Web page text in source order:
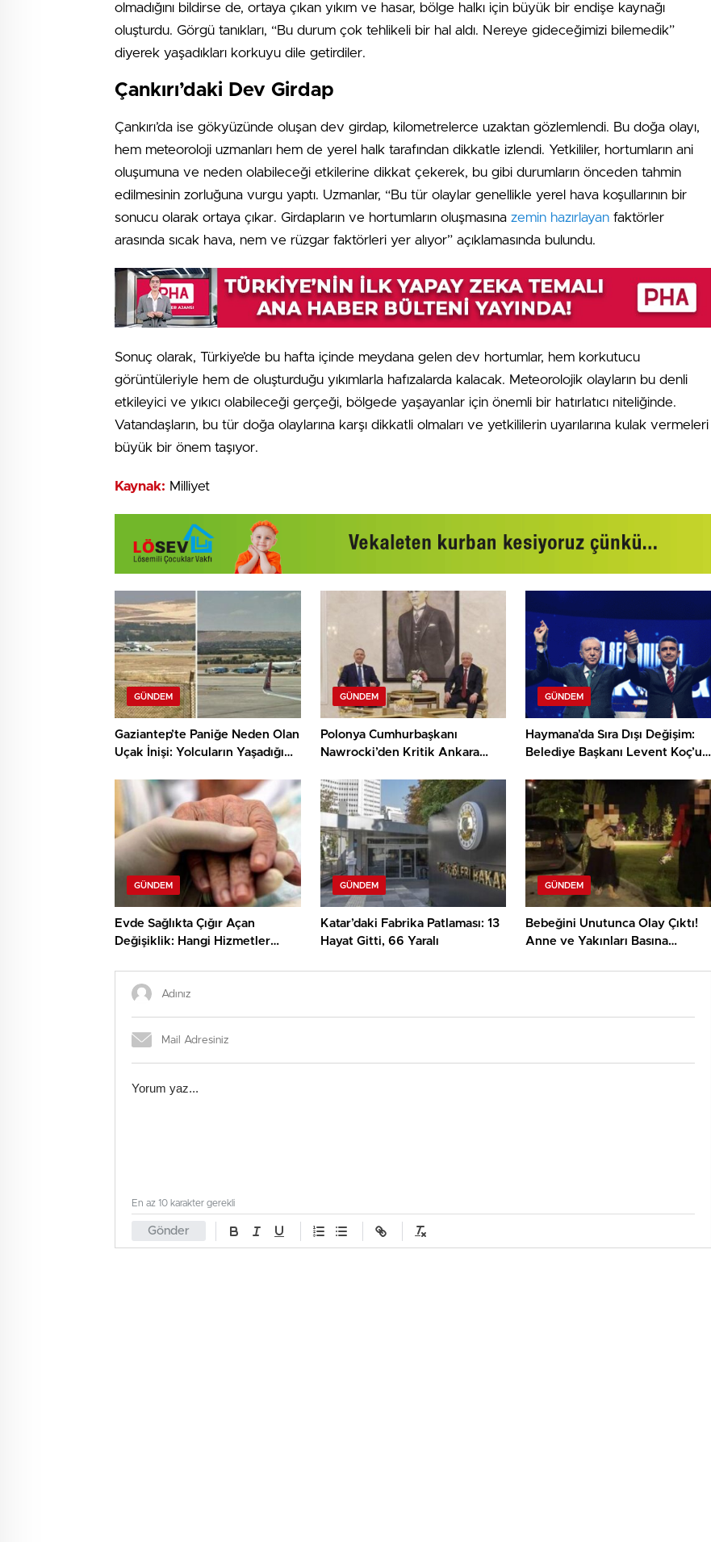
olmadığını bildirse de, ortaya çıkan yıkım ve hasar, bölge halkı için büyük bir endişe kaynağı
oluşturdu. Görgü tanıkları, “Bu durum çok tehlikeli bir hal aldı. Nereye gideceğimizi bilemedik”
diyerek yaşadıkları korkuyu dile getirdiler.
Çankırı’daki Dev Girdap
Çankırı’da ise gökyüzünde oluşan dev girdap, kilometrelerce uzaktan gözlemlendi. Bu doğa olayı,
hem meteoroloji uzmanları hem de yerel halk tarafından dikkatle izlendi. Yetkililer, hortumların ani
oluşumuna ve neden olabileceği etkilerine dikkat çekerek, bu gibi durumların önceden tahmin
edilmesinin zorluğuna vurgu yaptı. Uzmanlar, “Bu tür olaylar genellikle yerel hava koşullarının bir
sonucu olarak ortaya çıkar. Girdapların ve hortumların oluşmasına zemin hazırlayan faktörler
arasında sıcak hava, nem ve rüzgar faktörleri yer alıyor” açıklamasında bulundu.
Sonuç olarak, Türkiye’de bu hafta içinde meydana gelen dev hortumlar, hem korkutucu
görüntüleriyle hem de oluşturduğu yıkımlarla hafızalarda kalacak. Meteorolojik olayların bu denli
etkileyici ve yıkıcı olabileceği gerçeği, bölgede yaşayanlar için önemli bir hatırlatıcı niteliğinde.
Vatandaşların, bu tür doğa olaylarına karşı dikkatli olmaları ve yetkililerin uyarılarına kulak vermeleri
büyük bir önem taşıyor.
Kaynak: Milliyet
GÜNDEM
Gaziantep’te Paniğe Neden Olan
Uçak İnişi: Yolcuların Yaşadığı
GÜNDEM
Polonya Cumhurbaşkanı
Nawrocki’den Kritik Ankara
Başlıyor!
GÜNDEM
Haymana’da Sıra Dışı Değişim:
Belediye Başkanı Levent Koç’un
GÜNDEM
Evde Sağlıkta Çığır Açan
Değişiklik: Hangi Hizmetler
GÜNDEM
Katar’daki Fabrika Patlaması: 13
Hayat Gitti, 66 Yaralı
GÜNDEM
Bebeğini Unutunca Olay Çıktı!
Anne ve Yakınları Basına
Gönder
En az 10 karakter gerekli